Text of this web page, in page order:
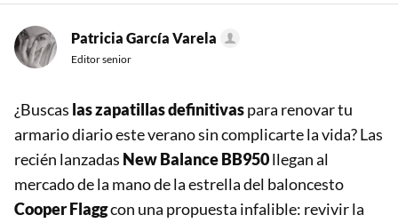
Patricia García Varela
Editor senior
¿Buscas las zapatillas definitivaspara renovar tu
armario diario este verano sin complicarte la vida? Las
recién lanzadas New Balance BB950llegan al
mercado de la mano de la estrella del baloncesto
Cooper Flaggcon una propuesta infalible: revivir la